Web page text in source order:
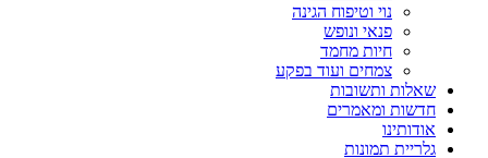
נוי וטיפוח הגינה
פנאי ונופש
חיות מחמד
צמחים ועוד בפקע
שאלות ותשובות
חדשות ומאמרים
אודותינו
גלריית תמונות